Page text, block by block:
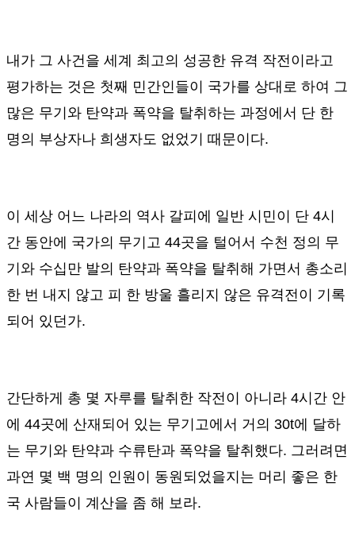
내가 그 사건을 세계 최고의 성공한 유격 작전이라고
평가하는 것은 첫째 민간인들이 국가를 상대로 하여 그
많은 무기와 탄약과 폭약을 탈취하는 과정에서 단 한
명의 부상자나 희생자도 없었기 때문이다.
이 세상 어느 나라의 역사 갈피에 일반 시민이 단 4시
간 동안에 국가의 무기고 44곳을 털어서 수천 정의 무
기와 수십만 발의 탄약과 폭약을 탈취해 가면서 총소리
한 번 내지 않고 피 한 방울 흘리지 않은 유격전이 기록
되어 있던가.
간단하게 총 몇 자루를 탈취한 작전이 아니라 4시간 안
에 44곳에 산재되어 있는 무기고에서 거의 30t에 달하
는 무기와 탄약과 수류탄과 폭약을 탈취했다. 그러려면
과연 몇 백 명의 인원이 동원되었을지는 머리 좋은 한
국 사람들이 계산을 좀 해 보라.